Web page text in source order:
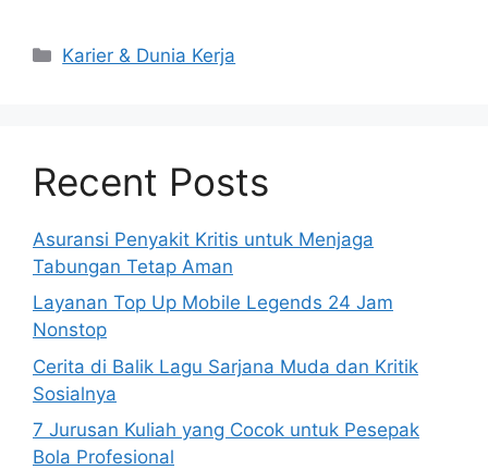
Kategori
Karier & Dunia Kerja
Recent Posts
Asuransi Penyakit Kritis untuk Menjaga
Tabungan Tetap Aman
Layanan Top Up Mobile Legends 24 Jam
Nonstop
Cerita di Balik Lagu Sarjana Muda dan Kritik
Sosialnya
7 Jurusan Kuliah yang Cocok untuk Pesepak
Bola Profesional